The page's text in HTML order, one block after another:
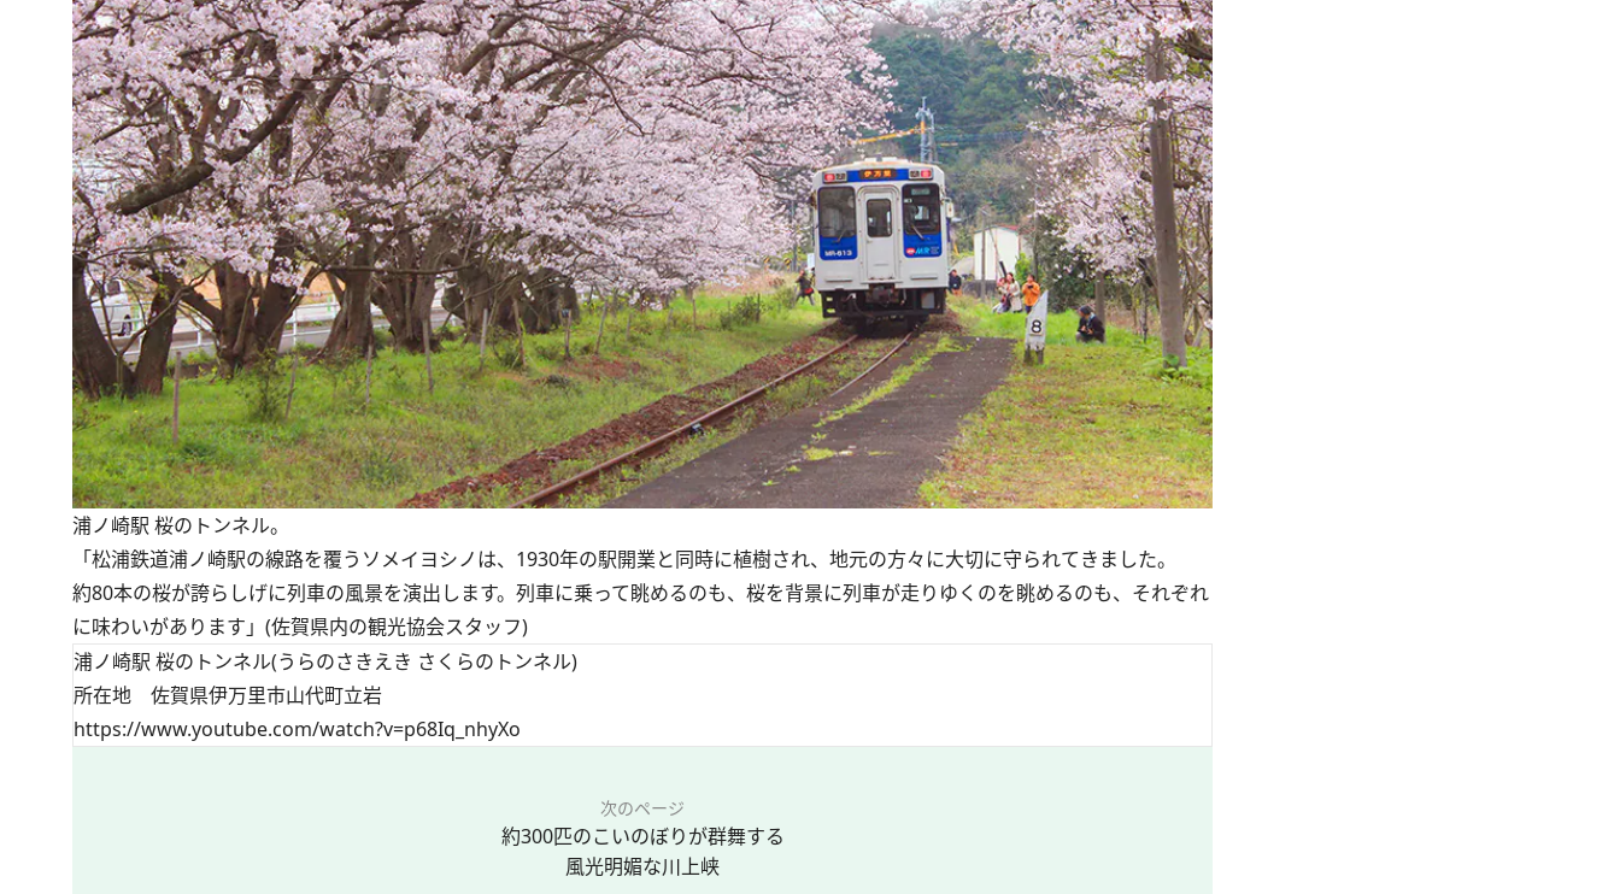
浦ノ崎駅 桜のトンネル。
「松浦鉄道浦ノ崎駅の線路を覆うソメイヨシノは、1930年の駅開業と同時に植樹され、地元の方々に大切に守られてきました。
約80本の桜が誇らしげに列車の風景を演出します。列車に乗って眺めるのも、桜を背景に列車が走りゆくのを眺めるのも、それぞれ
に味わいがあります」(佐賀県内の観光協会スタッフ)
浦ノ崎駅 桜のトンネル(うらのさきえき さくらのトンネル)
所在地 佐賀県伊万里市山代町立岩
https://www.youtube.com/watch?v=p68Iq_nhyXo
次のページ
約300匹のこいのぼりが群舞する
風光明媚な川上峡